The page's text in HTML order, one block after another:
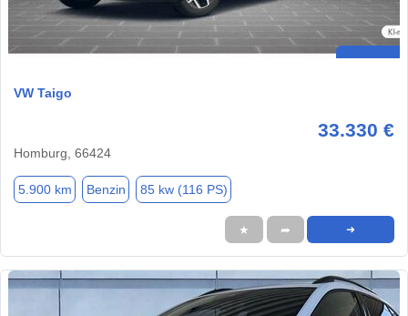
VW Taigo
33.330 €
Homburg, 66424
5.900 km Benzin 85 kw (116 PS)
★ ➦ ➜